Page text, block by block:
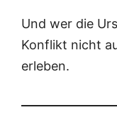
Und wer die
Kon­flikt nicht
erleben.